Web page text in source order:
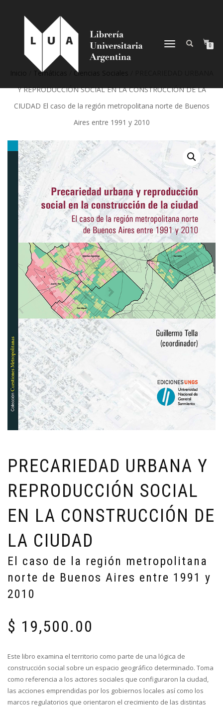
NAVEGACIÓN
0
Temáticas Ciencias Sociales
Y REPRODUCCIÓN SOCIAL EN LA CONSTRUCCIÓN DE LA
CIUDAD El caso de la región metropolitana norte de Buenos
Aires entre 1991 y 2010
PRECARIEDAD URBANA Y
REPRODUCCIÓN SOCIAL
EN LA CONSTRUCCIÓN DE
LA CIUDAD
El caso de la región metropolitana
norte de Buenos Aires entre 1991 y
2010
$ 19,500.00
Este libro examina el territorio como parte de una lógica de
construcción social sobre un espacio geográfico determinado. Toma
como referencia a los actores sociales que configuraron la ciudad,
las acciones emprendidas por los gobiernos locales así como los
marcos regulatorios que orientaron el crecimiento de las distintas